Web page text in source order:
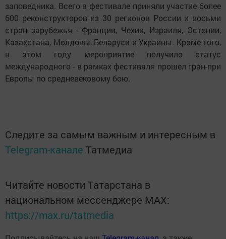
заповедника. Всего в фестивале приняли участие более
600 реконструкторов из 30 регионов России и восьми
стран зарубежья - Франции, Чехии, Израиля, Эстонии,
Казахстана, Молдовы, Беларуси и Украины. Кроме того,
в этом году мероприятие получило статус
международного - в рамках фестиваля прошел гран-при
Европы по средневековому бою.
Следите за самым важным и интересным в
Telegram-канале Татмедиа
Читайте новости Татарстана в
национальном мессенджере MАХ:
https://max.ru/tatmedia